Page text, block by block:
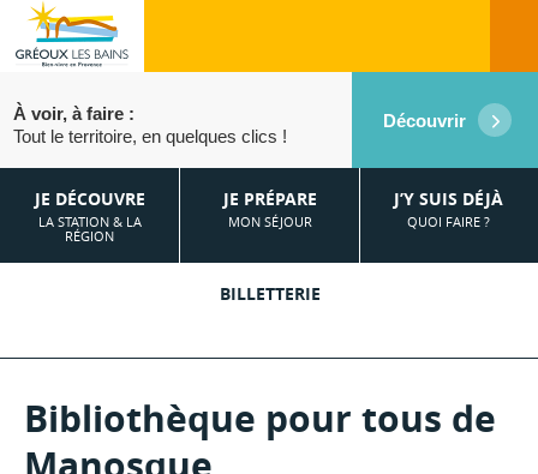
JE DÉCOUVRE
LA STATION & LA
RÉGION
JE PRÉPARE
MON SÉJOUR
J’Y SUIS DÉJÀ
QUOI FAIRE ?
BILLETTERIE
À voir, à faire :
Tout le territoire, en quelques clics !
Découvrir
Bibliothèque pour tous de